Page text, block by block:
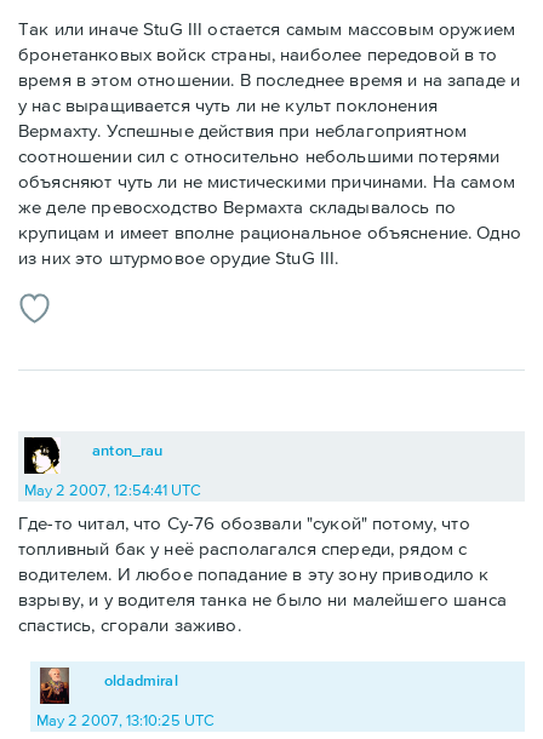
Так или иначе StuG III остается самым массовым оружием
бронетанковых войск страны, наиболее передовой в то
время в этом отношении. В последнее время и на западе и
у нас выращивается чуть ли не культ поклонения
Вермахту. Успешные действия при неблагоприятном
соотношении сил с относительно небольшими потерями
объясняют чуть ли не мистическими причинами. На самом
же деле превосходство Вермахта складывалось по
крупицам и имеет вполне рациональное объяснение. Одно
из них это штурмовое орудие StuG III.
anton_rau
May 2 2007, 12:54:41 UTC
Где-то читал, что Су-76 обозвали "сукой" потому, что
топливный бак у неё располагался спереди, рядом с
водителем. И любое попадание в эту зону приводило к
взрыву, и у водителя танка не было ни малейшего шанса
спастись, сгорали заживо.
oldadmiral
May 2 2007, 13:10:25 UTC